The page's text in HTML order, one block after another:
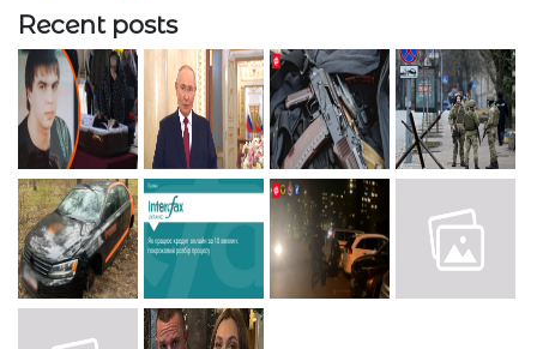
Recent posts